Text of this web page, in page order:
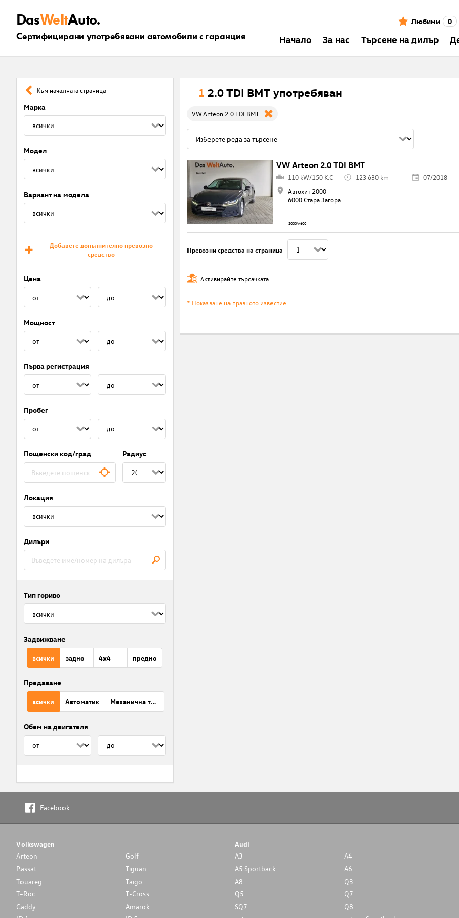
DasWeltAuto.
Сертифицирани употребявани автомобили с гаранция
Любими 0
Началo За нас Търсене на дилър
Към началната страница
Марка
Модел
Вариант на модела
Добавете допълнително превозно
средство
Цена
Мощност
Първа регистрация
Пробег
Пощенски код/град Радиус
Локация
Дилъри
Тип гориво
Задвижване
всички задно 4x4 предно
Предаване
всички Автоматик Механична трансмисия
Обем на двигателя
1 2.0 TDI BMT употребяван
VW Arteon 2.0 TDI BMT
VW Arteon 2.0 TDI BMT
110 kW/150 K.C 123 630 km
07/2018
Автохит 2000
6000 Стара Загора
20004/600
Превозни средства на страница
Активирайте търсачката
* Показване на правното известие
Facebook
Volkswagen
Arteon
Golf
Passat
Tiguan
Touareg
Taigo
T-Roc
T-Cross
Caddy
Amarok
Audi
A3
A4
A5 Sportback
A6
A8
Q3
Q5
Q7
SQ7
Q8